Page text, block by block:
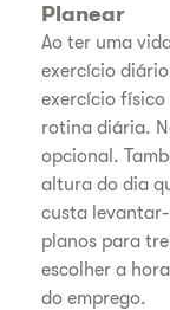
Planear
Ao ter uma
exercício
exercício
rotina diária.
opcional.
altura do dia
custa
planos para
escolher a
do emprego.